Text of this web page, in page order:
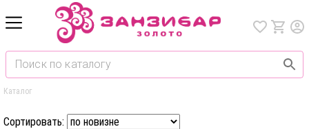
Каталог
Сортировать: